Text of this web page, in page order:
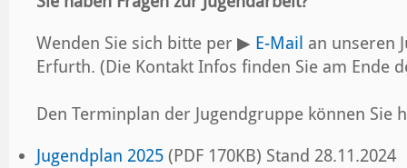
Wenden Sie sich bitte per ▶ E-Mail an unseren
Erfurth. (Die Kontakt Infos finden Sie am Ende
Den Terminplan der Jugendgruppe können Sie
Jugendplan 2025 (PDF 170KB) Stand 28.11.2024